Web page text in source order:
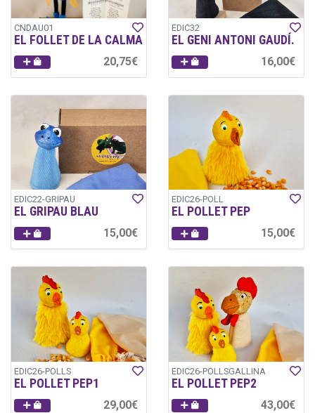
CNDAU01
EL FOLLET DE LA CALMA
20,75€
EDIC32
EL GENI ANTONI GAUDÍ.
16,00€
EDIC22-GRIPAU
EL GRIPAU BLAU
15,00€
EDIC26-POLL
EL POLLET PEP
15,00€
EDIC26-POLLS
EL POLLET PEP1
29,00€
EDIC26-POLLSGALLINA
EL POLLET PEP2
43,00€